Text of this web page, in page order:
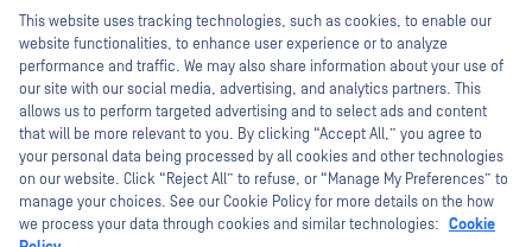
Képzések
Biztonsági sebezhetőségi program
Partnerek
Tanúsítvány
Technológiai partnerek
Channel partner program
Fehér könyvek
©2026 OPSWAT . Minden jog fenntartva. OPSWAT, MetaDefender, Metascan,
This website uses tracking technologies, such as cookies, to enable our
website functionalities, to enhance user experience or to analyze
performance and traffic. We may also share information about your use of
our site with our social media, advertising, and analytics partners. This
allows us to perform targeted advertising and to select ads and content
that will be more relevant to you. By clicking “Accept All,” you agree to
your personal data being processed by all cookies and other technologies
on our website. Click “Reject All” to refuse, or “Manage My Preferences” to
manage your choices. See our Cookie Policy for more details on the how
we process your data through cookies and similar technologies: Cookie
Hey there!
I'm Ozzy, your OPSWAT virtual assistant.
How can I help you secure what's critical
today?